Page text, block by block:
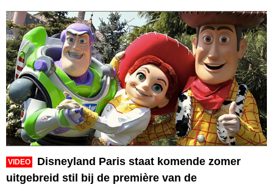
VIDEO
Disneyland Paris staat komende zomer
uitgebreid stil bij de première van de